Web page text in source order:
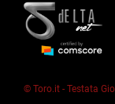
© Toro.it - Testata